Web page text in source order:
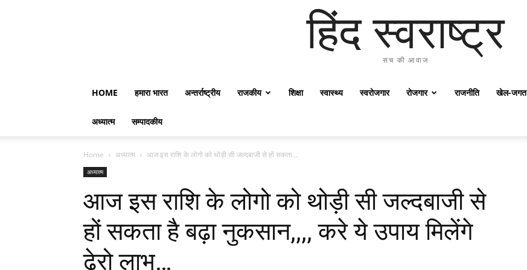
हिंद स्वराष्ट्र
सच की आवाज
HOME हमारा भारत अन्तर्राष्ट्रीय राजकीय शिक्षा स्वास्थ्य स्वरोजगार रोजगार राजनीति खेल-जगत
अध्यात्म सम्पादकीय
Home अध्यात्म आज इस राशि के लोगो को थोड़ी सी जल्दबाजी से हों सकता...
अध्यात्म
आज इस राशि के लोगो को थोड़ी सी जल्दबाजी से
हों सकता है बढ़ा नुकसान,,,, करे ये उपाय मिलेंगे
ढेरो लाभ…